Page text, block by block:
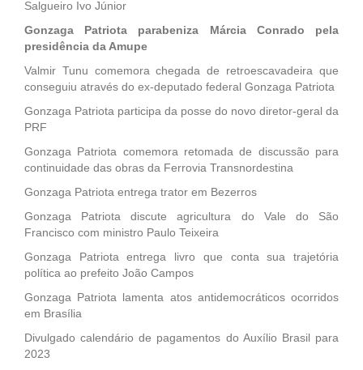
Salgueiro Ivo Júnior
Gonzaga Patriota parabeniza Márcia Conrado pela
presidência da Amupe
Valmir Tunu comemora chegada de retroescavadeira que
conseguiu através do ex-deputado federal Gonzaga Patriota
Gonzaga Patriota participa da posse do novo diretor-geral da
PRF
Gonzaga Patriota comemora retomada de discussão para
continuidade das obras da Ferrovia Transnordestina
Gonzaga Patriota entrega trator em Bezerros
Gonzaga Patriota discute agricultura do Vale do São
Francisco com ministro Paulo Teixeira
Gonzaga Patriota entrega livro que conta sua trajetória
política ao prefeito João Campos
Gonzaga Patriota lamenta atos antidemocráticos ocorridos
em Brasília
Divulgado calendário de pagamentos do Auxílio Brasil para
2023